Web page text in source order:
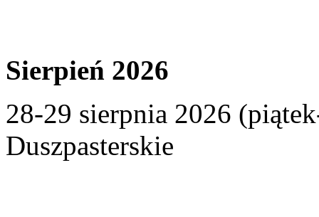
Sierpień 2026
28-29 sierpnia 2026
Duszpasterskie